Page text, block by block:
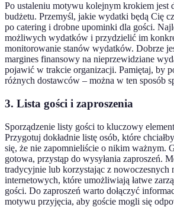
Po ustaleniu motywu kolejnym krokiem jest
budżetu. Przemyśl, jakie wydatki będą Cię
po catering i drobne upominki dla gości.
możliwych wydatków i przydzielić im
monitorowanie stanów wydatków. Dobrze
margines finansowy na nieprzewidziane
pojawić w trakcie organizacji. Pamiętaj, by
różnych dostawców – można w ten sposób
3. Lista gości i zaproszenia
Sporządzenie listy gości to kluczowy
Przygotuj dokładnie listę osób, które
się, że nie zapomnieliście o nikim ważnym.
gotowa, przystąp do wysyłania zaproszeń.
tradycyjnie lub korzystając z nowoczesnych
internetowych, które umożliwiają łatwe
gości. Do zaproszeń warto dołączyć
motywu przyjęcia, aby goście mogli się